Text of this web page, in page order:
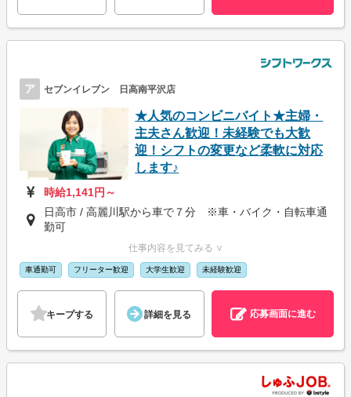
ア セブンイレブン 日高南平沢店
★人気のコンビニバイト★主婦・
主夫さん歓迎！未経験でも大歓
迎！シフトの変更など柔軟に対応
します♪
時給1,141円～
日高市 / 高麗川駅から車で７分 ※車・バイク・自転車通
勤可
仕事内容を見てみる ∨
車通勤可 フリーター歓迎 大学生歓迎 未経験歓迎
キープする 詳細を見る 応募画面に進む